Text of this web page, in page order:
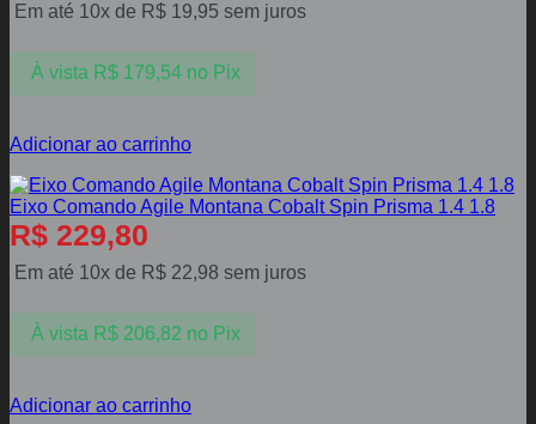
Em até 10x de R$ 19,95 sem juros
À vista R$179,54 no Pix
Adicionar ao carrinho
Eixo Comando Agile Montana Cobalt Spin Prisma 1.4 1.8
R$ 229,80
Em até 10x de R$ 22,98 sem juros
À vista R$206,82 no Pix
Adicionar ao carrinho